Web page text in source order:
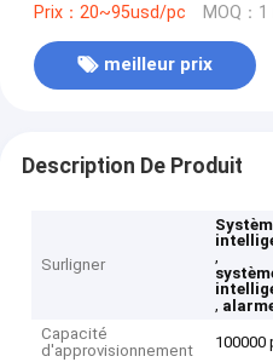
Prix：20~95usd/pc MOQ：
meilleur prix
Description De Produit
Surligner
,
,
Capacité
d'approvisionnement